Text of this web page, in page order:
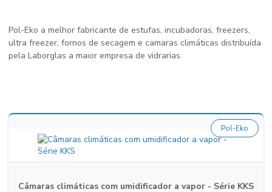
Pol-Eko a melhor fabricante de estufas, incubadoras, freezers,
ultra freezer, fornos de secagem e camaras climáticas distribuída
pela Laborglas a maior empresa de vidrarias.
Câmaras climáticas com umidificador a vapor - Série KKS
Pol-Eko